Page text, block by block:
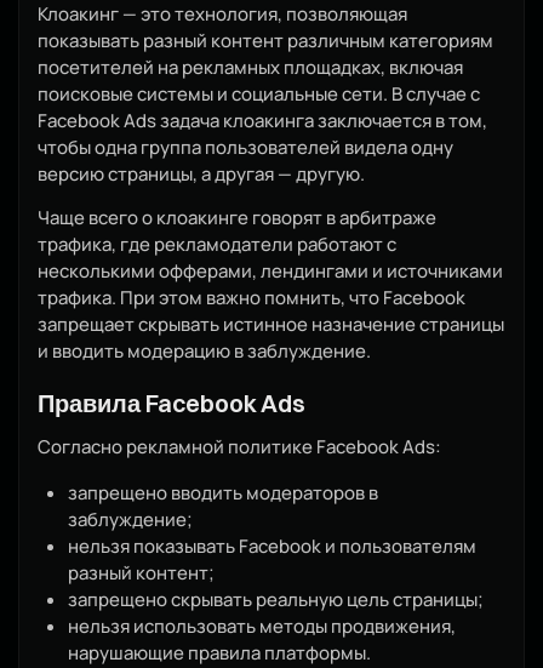
Клоакинг — это технология, позволяющая
показывать разный контент различным категориям
посетителей на рекламных площадках, включая
поисковые системы и социальные сети. В случае с
Facebook Ads задача клоакинга заключается в том,
чтобы одна группа пользователей видела одну
версию страницы, а другая — другую.
Чаще всего о клоакинге говорят в арбитраже
трафика, где рекламодатели работают с
несколькими офферами, лендингами и источниками
трафика. При этом важно помнить, что Facebook
запрещает скрывать истинное назначение страницы
и вводить модерацию в заблуждение.
Правила Facebook Ads
Согласно рекламной политике Facebook Ads:
запрещено вводить модераторов в
заблуждение;
нельзя показывать Facebook и пользователям
разный контент;
запрещено скрывать реальную цель страницы;
нельзя использовать методы продвижения,
нарушающие правила платформы.